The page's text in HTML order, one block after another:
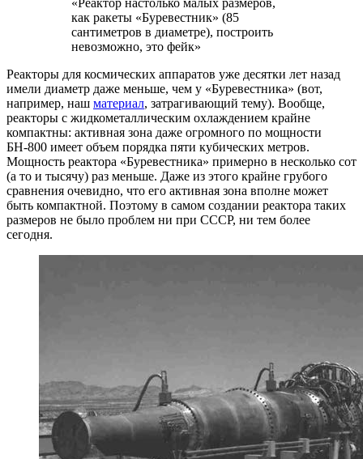
как ракеты «Буревестник» (85
сантиметров в диаметре), построить
невозможно, это фейк»
Реакторы для космических аппаратов уже десятки лет назад
имели диаметр даже меньше, чем у «Буревестника» (вот,
например, наш материал, затрагивающий тему). Вообще,
реакторы с жидкометаллическим охлаждением крайне
компактны: активная зона даже огромного по мощности
БН-800 имеет объем порядка пяти кубических метров.
Мощность реактора «Буревестника» примерно в несколько сот
(а то и тысячу) раз меньше. Даже из этого крайне грубого
сравнения очевидно, что его активная зона вполне может
быть компактной. Поэтому в самом создании реактора таких
размеров не было проблем ни при СССР, ни тем более
сегодня.